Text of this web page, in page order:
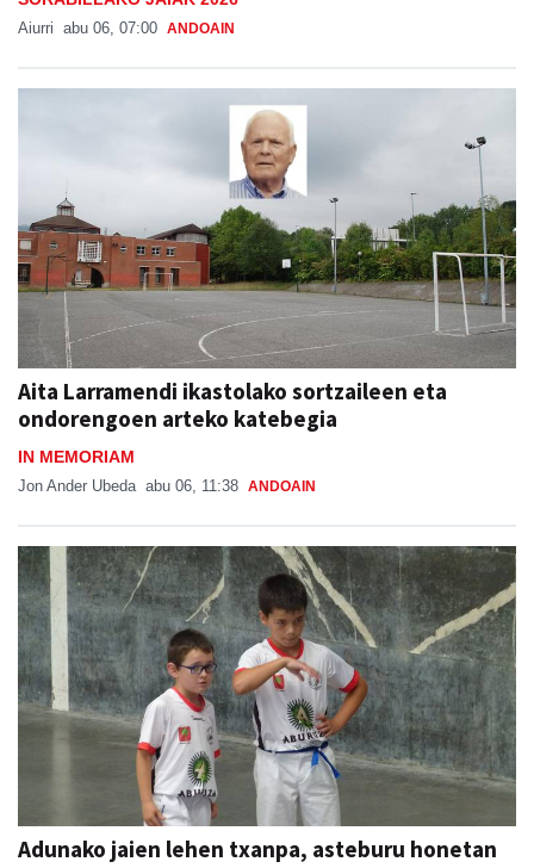
Aiurri abu 06, 07:00 ANDOAIN
Aita Larramendi ikastolako sortzaileen eta
ondorengoen arteko katebegia
IN MEMORIAM
Jon Ander Ubeda abu 06, 11:38 ANDOAIN
Adunako jaien lehen txanpa, asteburu honetan